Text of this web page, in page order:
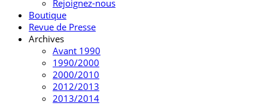
Rejoignez-nous
Boutique
Revue de Presse
Archives
Avant 1990
1990/2000
2000/2010
2012/2013
2013/2014